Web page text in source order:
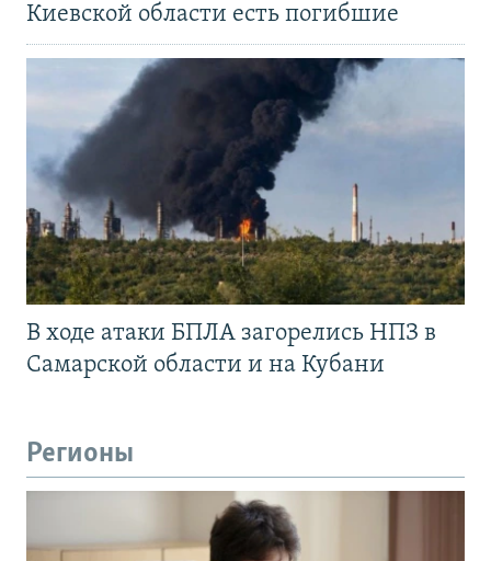
Киевской области есть погибшие
В ходе атаки БПЛА загорелись НПЗ в
Самарской области и на Кубани
Регионы